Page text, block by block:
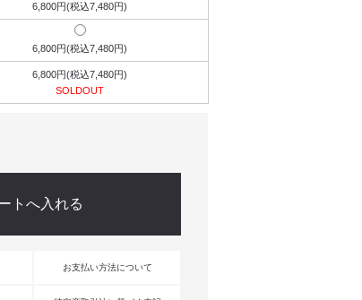
6,800円(税込7,480円)
6,800円(税込7,480円)
6,800円(税込7,480円)
SOLDOUT
お支払い方法について